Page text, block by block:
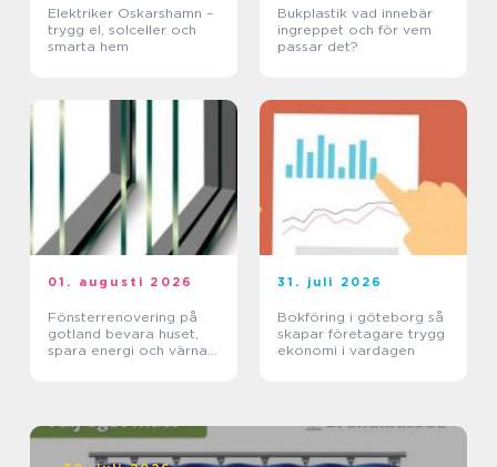
Elektriker Oskarshamn –
trygg el, solceller och
smarta hem
Bukplastik vad innebär
ingreppet och för vem
passar det?
01. augusti 2026
Fönsterrenovering på
gotland bevara huset,
spara energi och värna
31. juli 2026
Bokföring i göteborg så
skapar företagare trygg
ekonomi i vardagen